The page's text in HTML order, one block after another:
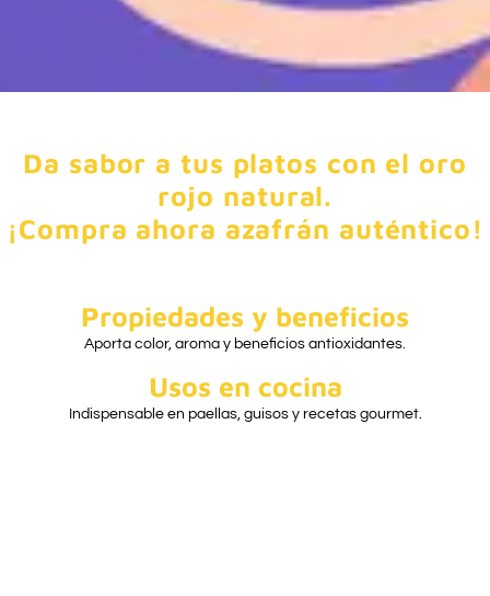
Da sabor a tus platos con el oro
rojo natural.
¡Compra ahora azafrán auténtico!
Propiedades y beneficios
Aporta color, aroma y beneficios antioxidantes.
Usos en cocina
Indispensable en paellas, guisos y recetas gourmet.